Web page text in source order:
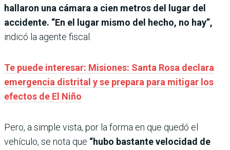
hallaron una cámara a cien metros del lugar del
accidente. “En el lugar mismo del hecho, no hay”,
indicó la agente fiscal.
Te puede interesar: Misiones: Santa Rosa declara
emergencia distrital y se prepara para mitigar los
efectos de El Niño
Pero, a simple vista, por la forma en que quedó el
vehículo, se nota que “hubo bastante velocidad de